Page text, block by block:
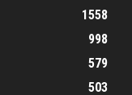
1558
998
579
503